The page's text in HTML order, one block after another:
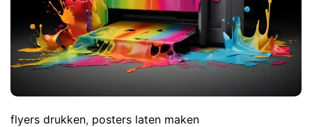
flyers drukken, posters laten maken